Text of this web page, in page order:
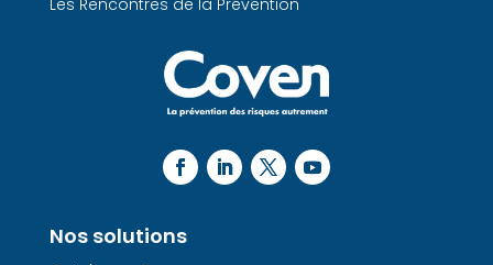
Les Rencontres de la Prévention
Nos solutions